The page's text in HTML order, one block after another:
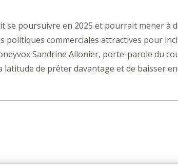
poursuivre en 2025 et pourrait mener à
commerciales attractives pour
Sandrine Allonier, porte-parole du
de prêter davantage et de baisser